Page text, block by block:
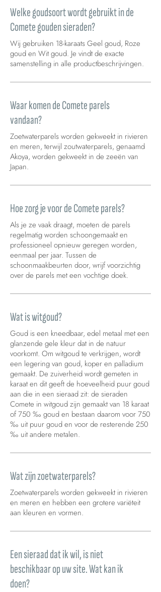
Welke goudsoort wordt gebruikt in de
Comete gouden sieraden?
Wij gebruiken 18-karaats Geel goud, Roze
goud en Wit goud. Je vindt de exacte
samenstelling in alle productbeschrijvingen.
Waar komen de Comete parels
vandaan?
Zoetwaterparels worden gekweekt in rivieren
en meren, terwijl zoutwaterparels, genaamd
Akoya, worden gekweekt in de zeeën van
Japan.
Hoe zorg je voor de Comete parels?
Als je ze vaak draagt, moeten de parels
regelmatig worden schoongemaakt en
professioneel opnieuw geregen worden,
eenmaal per jaar. Tussen de
schoonmaakbeurten door, wrijf voorzichtig
over de parels met een vochtige doek.
Wat is witgoud?
Goud is een kneedbaar, edel metaal met een
glanzende gele kleur dat in de natuur
voorkomt. Om witgoud te verkrijgen, wordt
een legering van goud, koper en palladium
gemaakt. De zuiverheid wordt gemeten in
karaat en dit geeft de hoeveelheid puur goud
aan die in een sieraad zit: de sieraden
Comete in witgoud zijn gemaakt van 18 karaat
of 750 ‰ goud en bestaan daarom voor 750
‰ uit puur goud en voor de resterende 250
‰ uit andere metalen.
Wat zijn zoetwaterparels?
Zoetwaterparels worden gekweekt in rivieren
en meren en hebben een grotere variëteit
aan kleuren en vormen.
Een sieraad dat ik wil, is niet
beschikbaar op uw site. Wat kan ik
doen?